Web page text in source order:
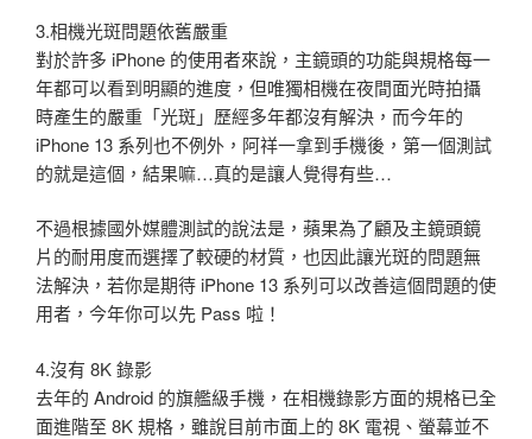
3.相機光斑問題依舊嚴重
對於許多 iPhone 的使用者來說，主鏡頭的功能與規格每一
年都可以看到明顯的進度，但唯獨相機在夜間面光時拍攝
時產生的嚴重「光斑」歷經多年都沒有解決，而今年的
iPhone 13 系列也不例外，阿祥一拿到手機後，第一個測試
的就是這個，結果嘛…真的是讓人覺得有些…
不過根據國外媒體測試的說法是，蘋果為了顧及主鏡頭鏡
片的耐用度而選擇了較硬的材質，也因此讓光斑的問題無
法解決，若你是期待 iPhone 13 系列可以改善這個問題的使
用者，今年你可以先 Pass 啦！
4.沒有 8K 錄影
去年的 Android 的旗艦級手機，在相機錄影方面的規格已全
面進階至 8K 規格，雖說目前市面上的 8K 電視、螢幕並不